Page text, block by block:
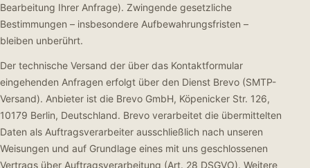
Bearbeitung Ihrer Anfrage). Zwingende gesetzliche
Bestimmungen – insbesondere Aufbewahrungsfristen –
bleiben unberührt.
Der technische Versand der über das Kontaktformular
eingehenden Anfragen erfolgt über den Dienst Brevo (SMTP-
Versand). Anbieter ist die Brevo GmbH, Köpenicker Str. 126,
10179 Berlin, Deutschland. Brevo verarbeitet die übermittelten
Daten als Auftragsverarbeiter ausschließlich nach unseren
Weisungen und auf Grundlage eines mit uns geschlossenen
Vertrags über Auftragsverarbeitung (Art. 28 DSGVO). Weitere